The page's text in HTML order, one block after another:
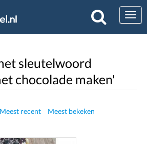
sleutelwoord
chocolade maken'
Meest recent Meest bekeken